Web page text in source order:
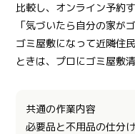
比較し、オンライン予約
「気づいたら自分の家が
ゴミ屋敷になって近隣住
ときは、プロにゴミ屋敷
共通の作業内容
必要品と不用品の仕分